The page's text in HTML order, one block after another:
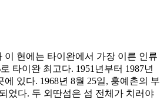
이 현에는 타이완에서 가장 이른 인류
타이완 최고다. 1951년부터 1987년
있다. 1968년 8월 25일, 훙예촌의 부
었다. 두 외딴섬은 섬 전체가 치러야